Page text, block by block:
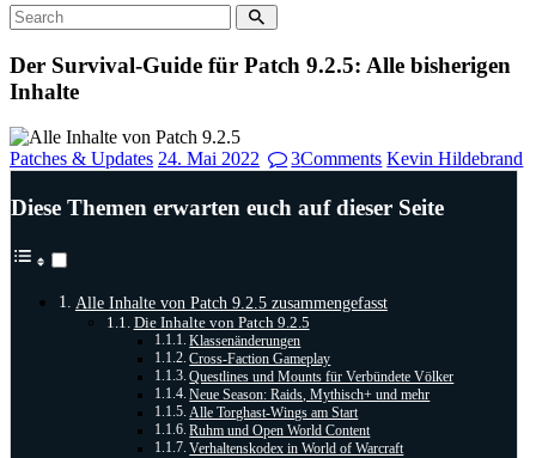
Der Survival-Guide für Patch 9.2.5: Alle bisherigen
Inhalte
Patches & Updates 24. Mai 2022 3Comments Kevin Hildebrand
Diese Themen erwarten euch auf dieser Seite
Alle Inhalte von Patch 9.2.5 zusammengefasst
Die Inhalte von Patch 9.2.5
Klassenänderungen
Cross-Faction Gameplay
Questlines und Mounts für Verbündete Völker
Neue Season: Raids, Mythisch+ und mehr
Alle Torghast-Wings am Start
Ruhm und Open World Content
Verhaltenskodex in World of Warcraft